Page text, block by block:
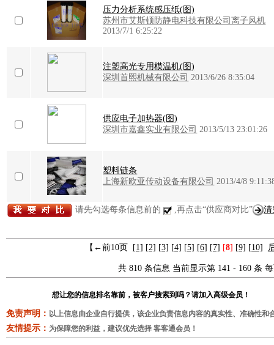
压力分析系统感压纸(图)
苏州市艾斯顿防静电科技有限公司离子风机
2013/7/1 6:25:22
注塑高光专用模温机(图)
深圳首熙机械有限公司
2013/6/26 8:35:04
供应电子加热器(图)
深圳市嘉鑫实业有限公司 2013/5/13 23:01:26
塑料链条
上海新欧亚传动设备有限公司
2013/4/8
请先勾选每条信息前的 ,再点击“供应商对比” 清
【←前10页 [1] [2] [3] [4] [5] [6] [7] [8] [9] [10]
共 810 条信息 当前显示第 141 - 160 条
想让您的信息排名靠前，被客户搜索到吗？请加入高级会员！
免责声明：
友情提示：
以上信息由企业自行提供，该企业负责信息内容的真实性、准确性
为保障您的利益，建议优先选择 客客通会员！